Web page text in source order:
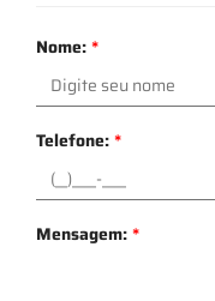
Nome:*
Telefone:*
Mensagem:*